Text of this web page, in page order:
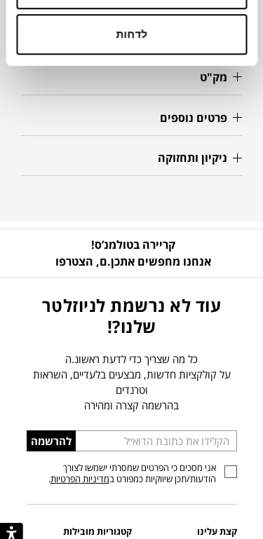
לדחות
מק"ט
פרטים נוספים
ניקיון ותחזוקה
קריירה בטולמנ’ס!
אנחנו מחפשים אתכן.ם, הצטרפו
עוד לא נרשמת לניוזלטר
שלנו?!
כל מה שצריך כדי לדעת ראשונ.ה
על קולקציות חדשות, מבצעים בלעדיים, השראות
וטרנדים
בהרשמה קצרה ומהירה
הכניסו
כתובת
דוא”ל
להרשמה
אני מסכים כי הפרטים שמסרתי ישמשו לצורך
הודעות/תכן שיווקיות כמפורט במדיניות הפרטיות.
קצת עלינו
קטגוריות מובילות